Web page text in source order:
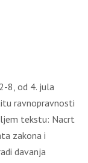
8, od 4. jula
ravnopravnosti
tekstu: Nacrt
zakona i
davanja